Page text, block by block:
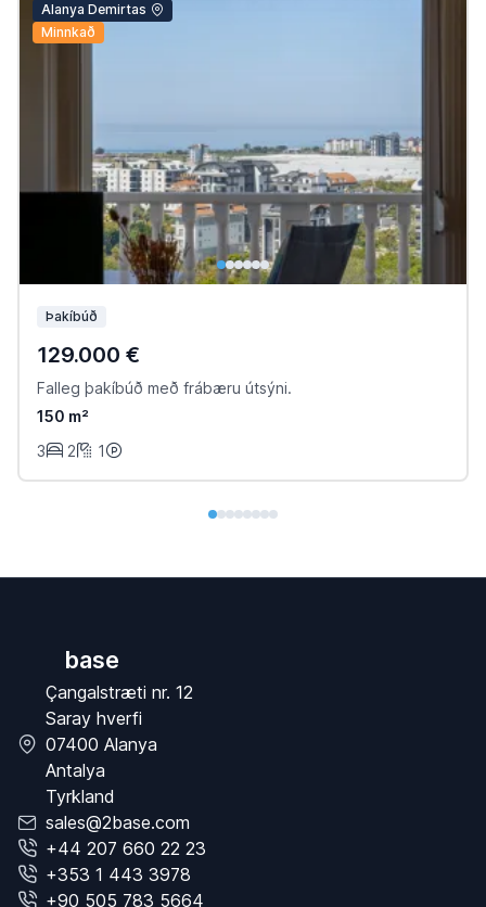
Alanya Demirtas
Minnkað
Þakíbúð
129.000 €
Falleg þakíbúð með frábæru útsýni.
150 m²
3
2 1
base
Çangalstræti nr. 12
Saray hverfi
07400 Alanya
Antalya
Tyrkland
sales@2base.com
+44 207 660 22 23
+353 1 443 3978
+90 505 783 5664